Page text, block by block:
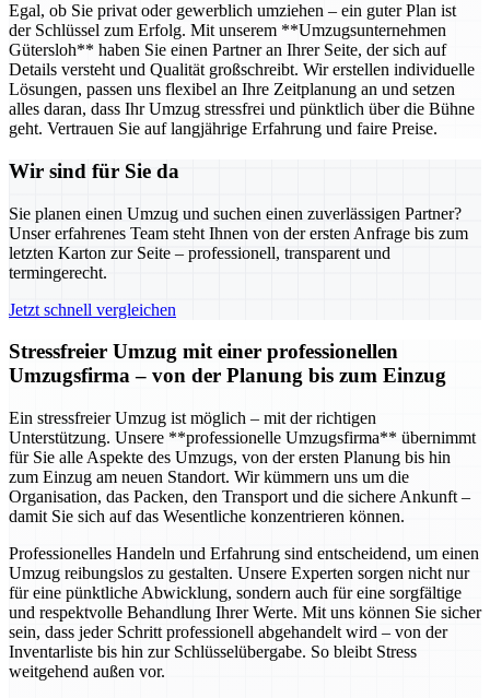
Egal, ob Sie privat oder gewerblich umziehen – ein guter Plan ist
der Schlüssel zum Erfolg. Mit unserem **Umzugsunternehmen
Gütersloh** haben Sie einen Partner an Ihrer Seite, der sich auf
Details versteht und Qualität großschreibt. Wir erstellen individuelle
Lösungen, passen uns flexibel an Ihre Zeitplanung an und setzen
alles daran, dass Ihr Umzug stressfrei und pünktlich über die Bühne
geht. Vertrauen Sie auf langjährige Erfahrung und faire Preise.
Wir sind für Sie da
Sie planen einen Umzug und suchen einen zuverlässigen Partner?
Unser erfahrenes Team steht Ihnen von der ersten Anfrage bis zum
letzten Karton zur Seite – professionell, transparent und
termingerecht.
Jetzt schnell vergleichen
Stressfreier Umzug mit einer professionellen
Umzugsfirma – von der Planung bis zum Einzug
Ein stressfreier Umzug ist möglich – mit der richtigen
Unterstützung. Unsere **professionelle Umzugsfirma** übernimmt
für Sie alle Aspekte des Umzugs, von der ersten Planung bis hin
zum Einzug am neuen Standort. Wir kümmern uns um die
Organisation, das Packen, den Transport und die sichere Ankunft –
damit Sie sich auf das Wesentliche konzentrieren können.
Professionelles Handeln und Erfahrung sind entscheidend, um einen
Umzug reibungslos zu gestalten. Unsere Experten sorgen nicht nur
für eine pünktliche Abwicklung, sondern auch für eine sorgfältige
und respektvolle Behandlung Ihrer Werte. Mit uns können Sie sicher
sein, dass jeder Schritt professionell abgehandelt wird – von der
Inventarliste bis hin zur Schlüsselübergabe. So bleibt Stress
weitgehend außen vor.